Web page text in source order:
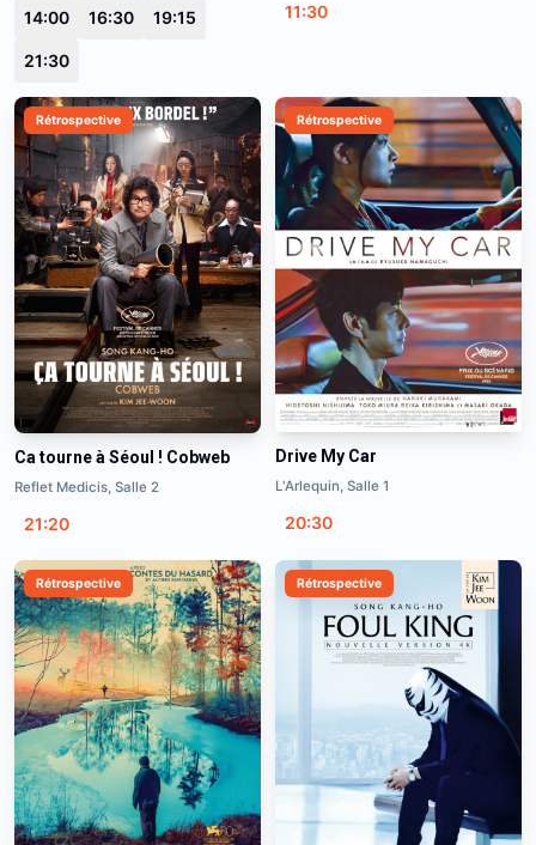
14:00 16:30 19:15
21:30
11:30
Rétrospective
Ca tourne à Séoul ! Cobweb
Reflet Medicis, Salle 2
21:20
Rétrospective
Drive My Car
L'Arlequin, Salle 1
20:30
Rétrospective Rétrospective